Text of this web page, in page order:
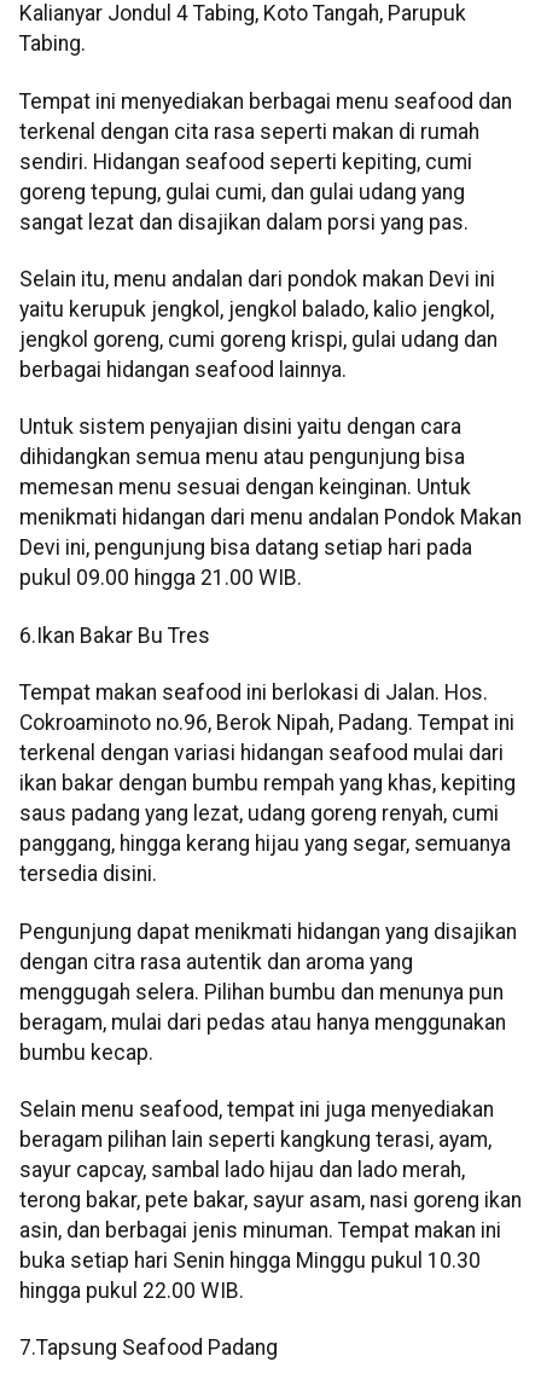
Kalianyar Jondul 4 Tabing, Koto Tangah, Parupuk
Tabing.
Tempat ini menyediakan berbagai menu seafood dan
terkenal dengan cita rasa seperti makan di rumah
sendiri. Hidangan seafood seperti kepiting, cumi
goreng tepung, gulai cumi, dan gulai udang yang
sangat lezat dan disajikan dalam porsi yang pas.
Selain itu, menu andalan dari pondok makan Devi ini
yaitu kerupuk jengkol, jengkol balado, kalio jengkol,
jengkol goreng, cumi goreng krispi, gulai udang dan
berbagai hidangan seafood lainnya.
Untuk sistem penyajian disini yaitu dengan cara
dihidangkan semua menu atau pengunjung bisa
memesan menu sesuai dengan keinginan. Untuk
menikmati hidangan dari menu andalan Pondok Makan
Devi ini, pengunjung bisa datang setiap hari pada
pukul 09.00 hingga 21.00 WIB.
6.Ikan Bakar Bu Tres
Tempat makan seafood ini berlokasi di Jalan. Hos.
Cokroaminoto no.96, Berok Nipah, Padang. Tempat ini
terkenal dengan variasi hidangan seafood mulai dari
ikan bakar dengan bumbu rempah yang khas, kepiting
saus padang yang lezat, udang goreng renyah, cumi
panggang, hingga kerang hijau yang segar, semuanya
tersedia disini.
Pengunjung dapat menikmati hidangan yang disajikan
dengan citra rasa autentik dan aroma yang
menggugah selera. Pilihan bumbu dan menunya pun
beragam, mulai dari pedas atau hanya menggunakan
bumbu kecap.
Selain menu seafood, tempat ini juga menyediakan
beragam pilihan lain seperti kangkung terasi, ayam,
sayur capcay, sambal lado hijau dan lado merah,
terong bakar, pete bakar, sayur asam, nasi goreng ikan
asin, dan berbagai jenis minuman. Tempat makan ini
buka setiap hari Senin hingga Minggu pukul 10.30
hingga pukul 22.00 WIB.
7.Tapsung Seafood Padang